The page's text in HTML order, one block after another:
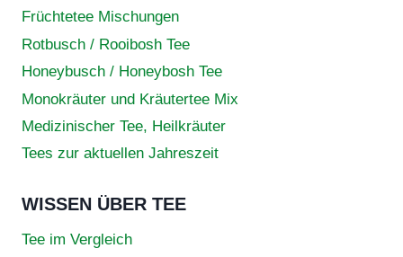
Früchtetee Mischungen
Rotbusch / Rooibosh Tee
Honeybusch / Honeybosh Tee
Monokräuter und Kräutertee Mix
Medizinischer Tee, Heilkräuter
Tees zur aktuellen Jahreszeit
WISSEN ÜBER TEE
Tee im Vergleich